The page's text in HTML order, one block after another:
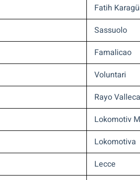
Fatih
Sassuolo
Famalicao
Voluntari
Rayo
Lokomotiv
Lokomotiva
Lecce